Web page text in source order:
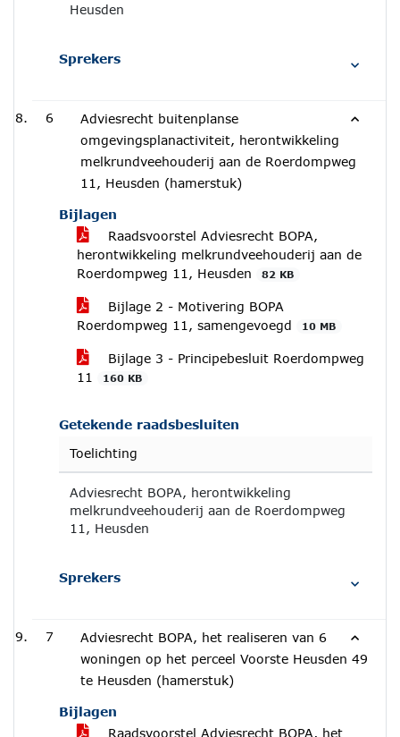
Heusden
Sprekers
6
Adviesrecht buitenplanse
omgevingsplanactiviteit, herontwikkeling
melkrundveehouderij aan de Roerdompweg
11, Heusden (hamerstuk)
Bijlagen
Raadsvoorstel Adviesrecht BOPA,
herontwikkeling melkrundveehouderij aan de
Roerdompweg 11, Heusden
82 KB
Bijlage 2 - Motivering BOPA
Roerdompweg 11, samengevoegd
10 MB
Bijlage 3 - Principebesluit Roerdompweg
11
160 KB
Getekende raadsbesluiten
Toelichting
Adviesrecht BOPA, herontwikkeling
melkrundveehouderij aan de Roerdompweg
11, Heusden
Sprekers
7
Adviesrecht BOPA, het realiseren van 6
woningen op het perceel Voorste Heusden 49
te Heusden (hamerstuk)
Bijlagen
Raadsvoorstel Adviesrecht BOPA, het